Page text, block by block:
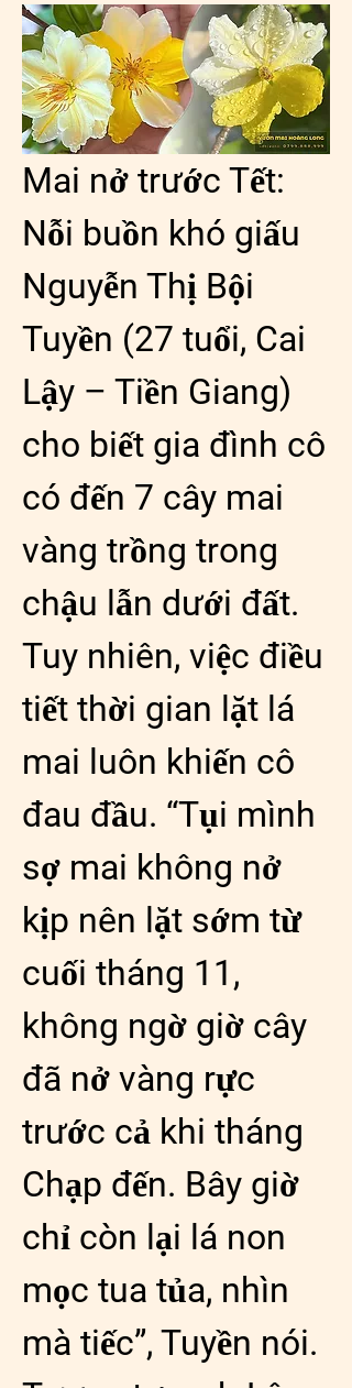
Mai nở trước Tết:
Nỗi buồn khó giấu
Nguyễn Thị Bội
Tuyền (27 tuổi, Cai
Lậy – Tiền Giang)
cho biết gia đình cô
có đến 7 cây mai
vàng trồng trong
chậu lẫn dưới đất.
Tuy nhiên, việc điều
tiết thời gian lặt lá
mai luôn khiến cô
đau đầu. “Tụi mình
sợ mai không nở
kịp nên lặt sớm từ
cuối tháng 11,
không ngờ giờ cây
đã nở vàng rực
trước cả khi tháng
Chạp đến. Bây giờ
chỉ còn lại lá non
mọc tua tủa, nhìn
mà tiếc”, Tuyền nói.